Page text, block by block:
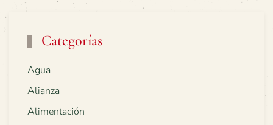
Categorías
Agua
Alianza
Alimentación